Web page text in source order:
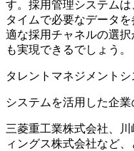
す。採用管理システム
タイムで必要なデータ
適な採用チャネルの選
も実現できるでしょう。
タレントマネジメント
システムを活用した企
三菱重工業株式会社、
ィングス株式会社など